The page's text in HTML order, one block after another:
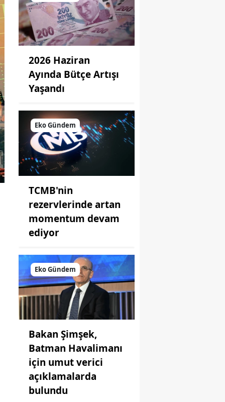
2026 Haziran
Ayında Bütçe Artışı
Yaşandı
Eko Gündem
TCMB'nin
rezervlerinde artan
momentum devam
ediyor
Eko Gündem
Bakan Şimşek,
Batman Havalimanı
için umut verici
açıklamalarda
bulundu